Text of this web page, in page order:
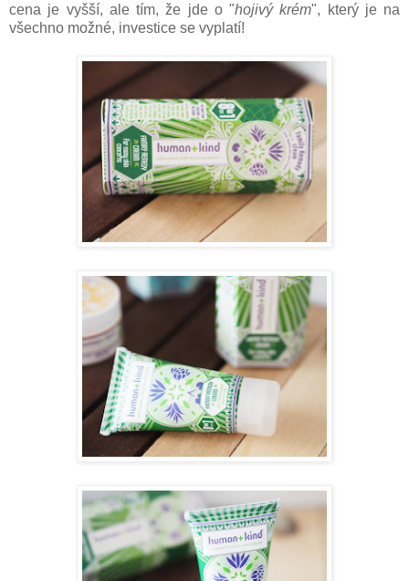
cena je vyšší, ale tím, že jde o "hojivý krém", který je na
všechno možné, investice se vyplatí!